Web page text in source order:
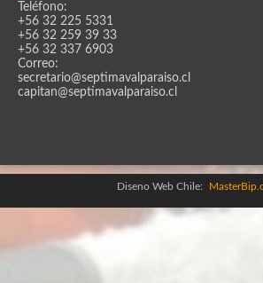
Teléfono:
+56 32 225 5331
+56 32 259 39 33
+56 32 337 6903
Correo:
secretario@septimavalparaiso.cl
capitan@septimavalparaiso.cl
Diseno Web Chile: MasterBip.cl